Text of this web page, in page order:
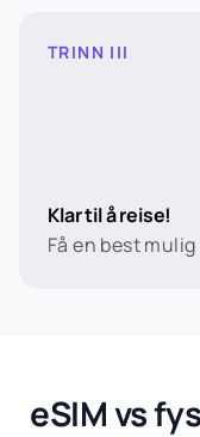
TRINN III
Klar til å reise!
Få en best
eSIM vs